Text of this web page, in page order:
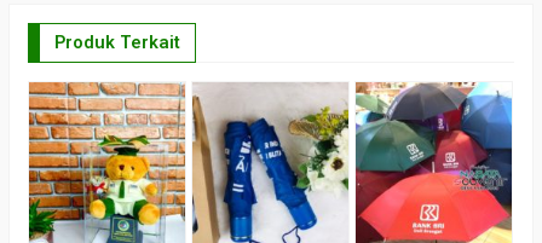
Produk Terkait